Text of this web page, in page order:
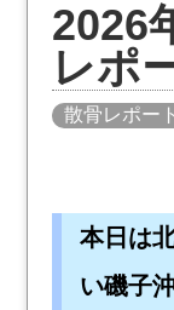
2026
レポ
散骨レポート
本日は
い磯子